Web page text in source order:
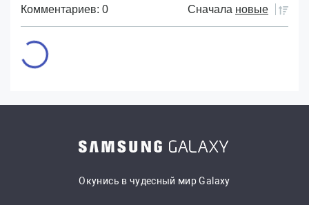
Комментариев: 0 Сначала новые
Окунись в чудесный мир Galaxy